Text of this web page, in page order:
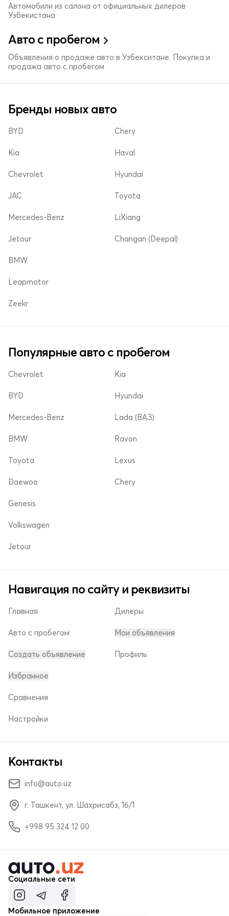
Автомобили из салона от официальных дилеров
Узбекистана
Авто с пробегом
Объявления о продаже авто в Узбекситане. Покупка и
продажа авто с пробегом
Бренды новых авто
BYD
Kia
Chevrolet
Chery
Haval
Hyundai
JAC
Mercedes-Benz
Jetour
Toyota
LiXiang
Changan (Deepal)
BMW
Leapmotor
Zeekr
Популярные авто с пробегом
Chevrolet
BYD
Mercedes-Benz
Kia
Hyundai
Lada (ВАЗ)
BMW
Toyota
Daewoo
Ravon
Lexus
Chery
Genesis
Volkswagen
Jetour
Навигация по сайту и реквизиты
Главная
Авто с пробегом
Создать объявление
Дилеры
Мои объявления
Профиль
Избранное
Сравнения
Настройки
Контакты
info@auto.uz
г. Ташкент, ул. Шахрисабз, 16/1
+998 95 324 12 00
Социальные сети
Мобильное приложение